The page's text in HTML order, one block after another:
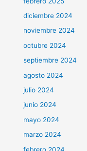
diciembre 2024
noviembre 2024
octubre 2024
septiembre 2024
agosto 2024
julio 2024
junio 2024
mayo 2024
marzo 2024
febrero 2024